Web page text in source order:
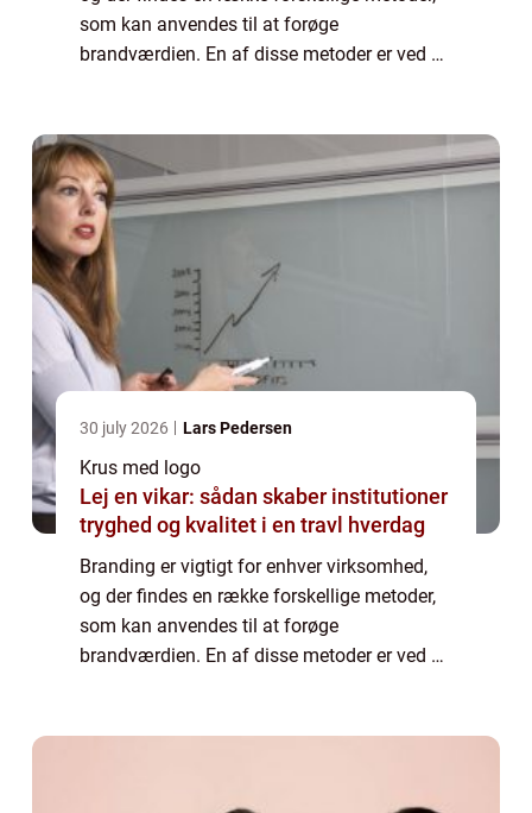
som kan anvendes til at forøge
brandværdien. En af disse metoder er ved at
m...
30 july 2026 Lars Pedersen
Krus med logo
Lej en vikar: sådan skaber institutioner
tryghed og kvalitet i en travl hverdag
Branding er vigtigt for enhver virksomhed,
og der findes en række forskellige metoder,
som kan anvendes til at forøge
brandværdien. En af disse metoder er ved at